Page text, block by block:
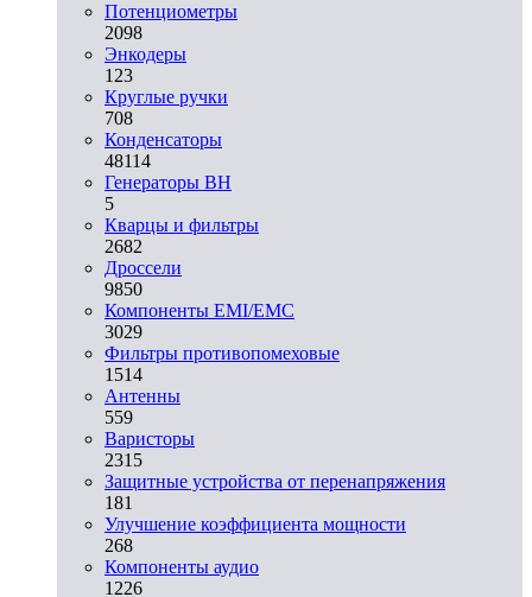
Потенциометры
2098
Энкодеры
123
Круглые ручки
708
Конденсаторы
48114
Генераторы ВН
5
Кварцы и фильтры
2682
Дроссели
9850
Компоненты EMI/EMC
3029
Фильтры противопомеховые
1514
Антенны
559
Варисторы
2315
Защитные устройства от перенапряжения
181
Улучшение коэффициента мощности
268
Компоненты аудио
1226